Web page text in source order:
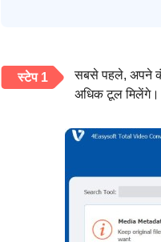
स्टेप 1
सबसे पहले, अपने
अधिक टूल मिलेंगे।